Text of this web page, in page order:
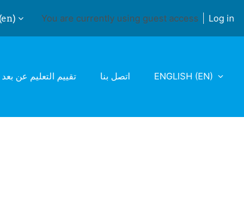
You are currently using guest access Log in
تقييم التعليم عن بعد اتصل بنا ENGLISH ‎(EN)‎